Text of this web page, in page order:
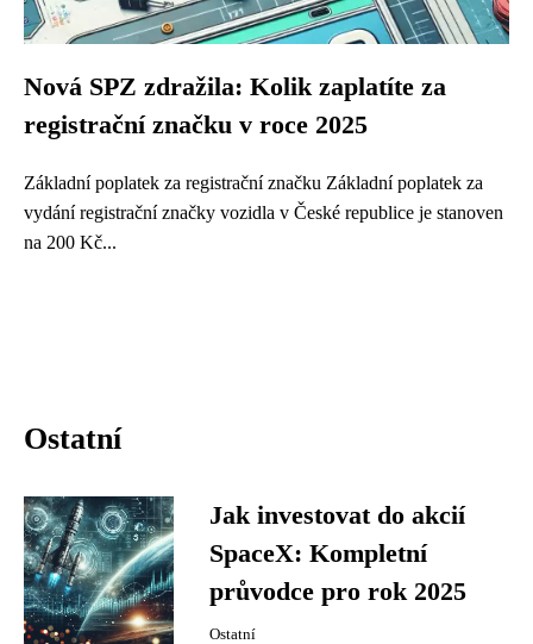
Nová SPZ zdražila: Kolik zaplatíte za
registrační značku v roce 2025
Základní poplatek za registrační značku Základní poplatek za
vydání registrační značky vozidla v České republice je stanoven
na 200 Kč...
Ostatní
Jak investovat do akcií
SpaceX: Kompletní
průvodce pro rok 2025
Ostatní